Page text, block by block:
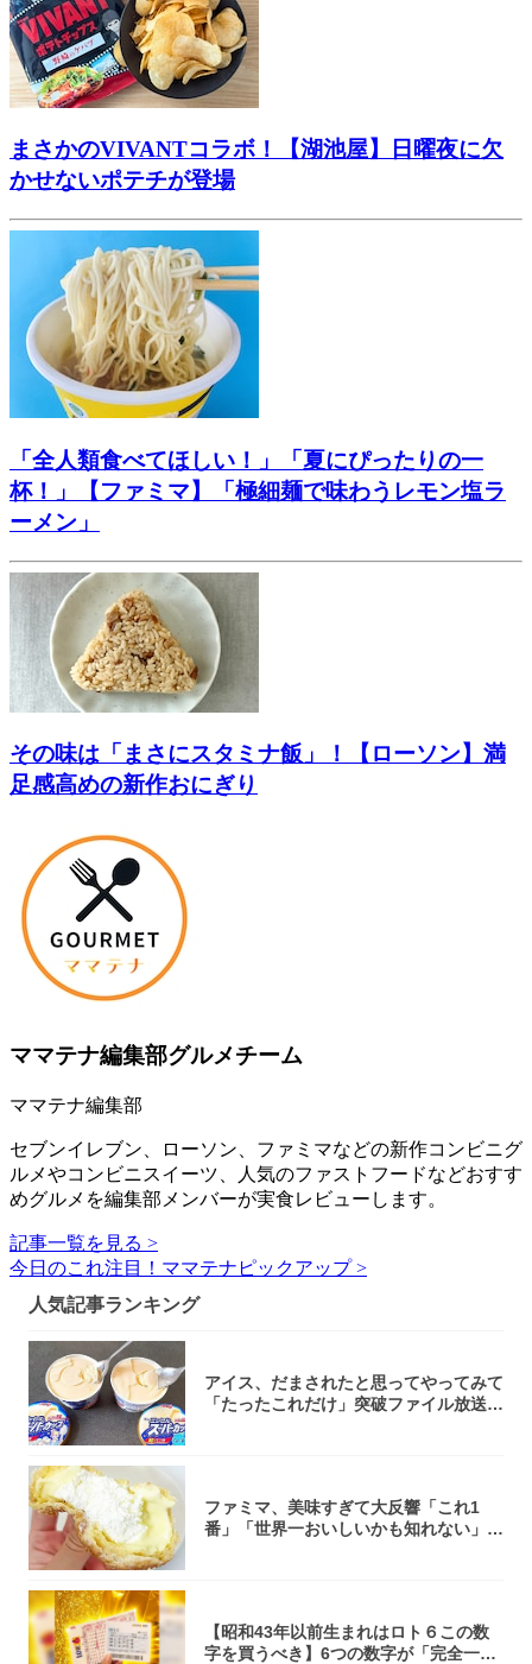
まさかのVIVANTコラボ！【湖池屋】日曜夜に欠
かせないポテチが登場
「全人類食べてほしい！」「夏にぴったりの一
杯！」【ファミマ】「極細麺で味わうレモン塩ラ
ーメン」
その味は「まさにスタミナ飯」！【ローソン】満
足感高めの新作おにぎり
ママテナ編集部グルメチーム
ママテナ編集部
セブンイレブン、ローソン、ファミマなどの新作コンビニグ
ルメやコンビニスイーツ、人気のファストフードなどおすす
めグルメを編集部メンバーが実食レビューします。
記事一覧を見る >
今日のこれ注目！ママテナピックアップ >
人気記事ランキング
アイス、だまされたと思ってやってみて
「たったこれだけ」突破ファイル放送で
ファミマ、美味すぎて大反響「これ1
番」「世界一おいしいかも知れない」
【昭和43年以前生まれはロト６この数
字を買うべき】6つの数字が「完全一